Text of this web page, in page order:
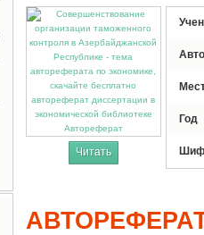
Автореферат
Читать
Год